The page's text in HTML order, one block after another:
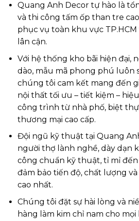
Quang Anh Decor tự hào là
và thi công tấm ốp than tre
phục vụ toàn khu vực
lân cận.
Với hệ thống kho bãi hiện đại,
dào, mẫu mã phong phú luôn
chúng tôi cam kết mang đến
nội thất tối ưu – tiết kiệm –
công trình từ nhà phố, biệt
thương mại cao cấp.
Đội ngũ kỹ thuật tại Quang
người thợ lành nghề, dày dạn
công chuẩn kỹ thuật, tỉ mỉ
đảm bảo tiến độ, chất lượng
cao nhất.
Chúng tôi đặt sự hài lòng và
hàng làm kim chỉ nam cho mọi